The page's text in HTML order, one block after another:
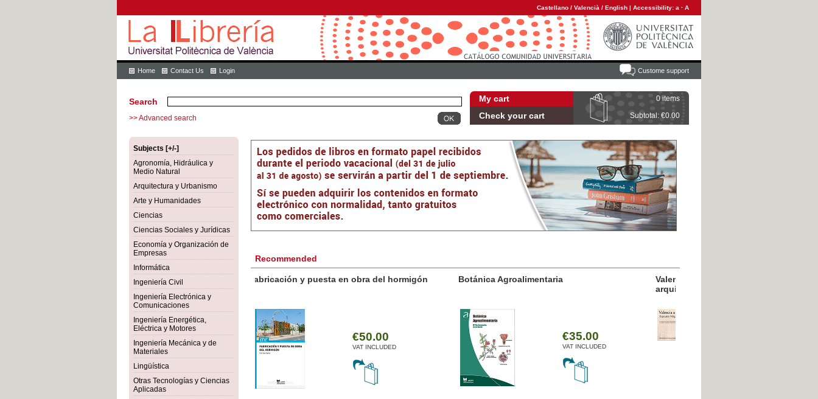
Castellano / Valencià / English | Accessibility: a · A
Custome support
Home Contact Us Login
My cart 0 items
Check your cart Subtotal: €0.00
Search
>> Advanced search
Subjects [+/-]
Agronomía, Hidráulica y
Medio Natural
Arquitectura y Urbanismo
Arte y Humanidades
Ciencias
Ciencias Sociales y Jurídicas
Economía y Organización de
Empresas
Informática
Ingeniería Civil
Ingeniería Electrónica y
Comunicaciones
Ingeniería Energética,
Eléctrica y Motores
Ingeniería Mecánica y de
Materiales
Lingüística
Otras Tecnologías y Ciencias
Aplicadas
Recommended
Botánica Agroalimentaria
€35.00
VAT INCLUDED
Valencia a trazos: expresión poligráfica